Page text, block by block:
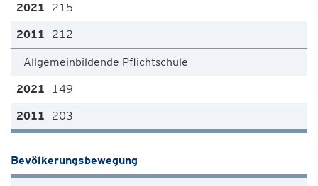
215
212
Allgemeinbildende Pflichtschule
149
203
Bevölkerungsbewegung